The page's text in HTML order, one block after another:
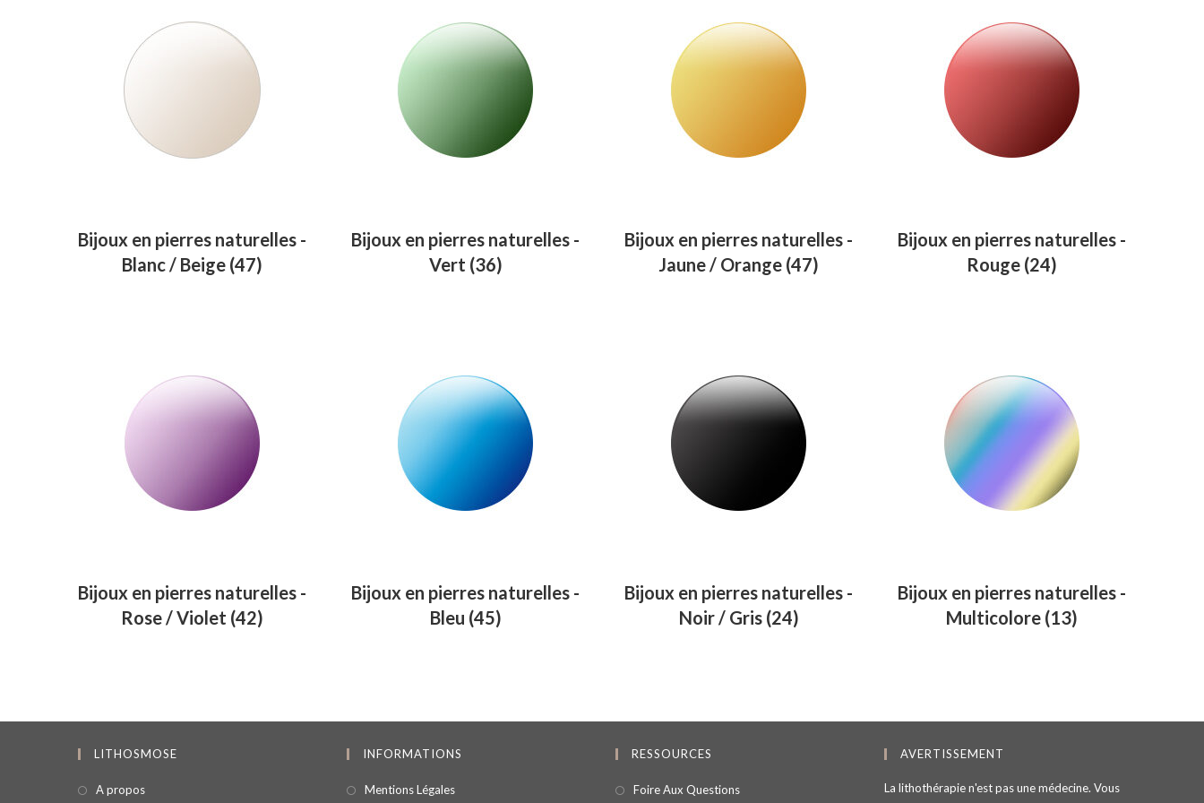
Bijoux en pierres naturelles -
Blanc / Beige (47)
Bijoux en pierres naturelles -
Vert (36)
Bijoux en pierres naturelles -
Jaune / Orange (47)
Bijoux en pierres naturelles -
Rouge (24)
Bijoux en pierres naturelles -
Rose / Violet (42)
Bijoux en pierres naturelles -
Bleu (45)
Bijoux en pierres naturelles -
Noir / Gris (24)
Bijoux en pierres naturelles -
Multicolore (13)
LITHOSMOSE
A propos
INFORMATIONS
Mentions Légales
RESSOURCES
Foire Aux Questions
AVERTISSEMENT
La lithothérapie n'est pas une médecine. Vous